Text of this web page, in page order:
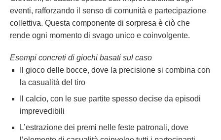
eventi, rafforzando il senso di comunità e partecipazione
collettiva. Questa componente di sorpresa è ciò che
rende ogni momento di svago unico e coinvolgente.
Esempi concreti di giochi basati sul caso
Il gioco delle bocce, dove la precisione si combina con
la casualità del tiro
Il calcio, con le sue partite spesso decise da episodi
imprevedibili
L’estrazione dei premi nelle feste patronali, dove